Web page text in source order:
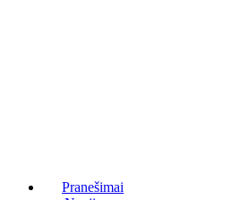
Pranešimai